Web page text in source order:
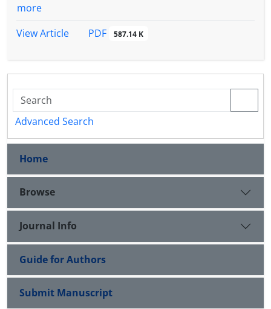
اگر
BA=0
آن‌گاه
.
به‌علاوه شرایط جدیدی برای مشخص‌سازی عملگرهای
more
View Article
PDF 587.14 K
Advanced Search
Home
Browse
Journal Info
Guide for Authors
Submit Manuscript